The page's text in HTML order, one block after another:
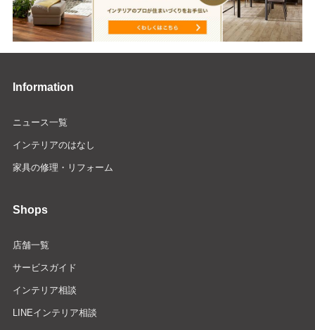
Information
ニュース一覧
インテリアのはなし
家具の修理・リフォーム
Shops
店舗一覧
サービスガイド
インテリア相談
LINEインテリア相談